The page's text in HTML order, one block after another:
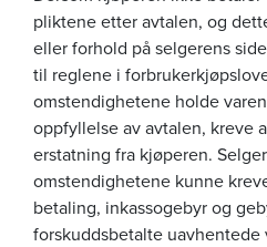
pliktene etter avtalen, og
eller forhold på selgerens
til reglene i
omstendighetene holde
oppfyllelse av avtalen, kreve
erstatning fra kjøperen.
omstendighetene kunne
betaling, inkassogebyr og
forskuddsbetalte uavhentede